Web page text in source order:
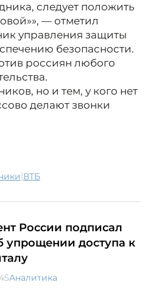
следует положить
— отметил
управления защиты
безопасности.
россиян любого
но и тем, у кого нет
делают звонки
| ВТБ
России подписал
упрощении доступа к
Аналитика